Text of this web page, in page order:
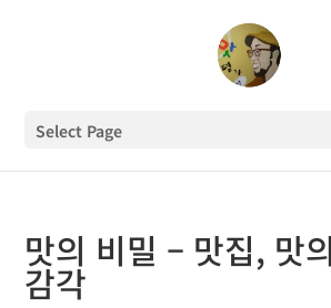
Select Page
맛의 비밀 – 맛집, 맛
감각